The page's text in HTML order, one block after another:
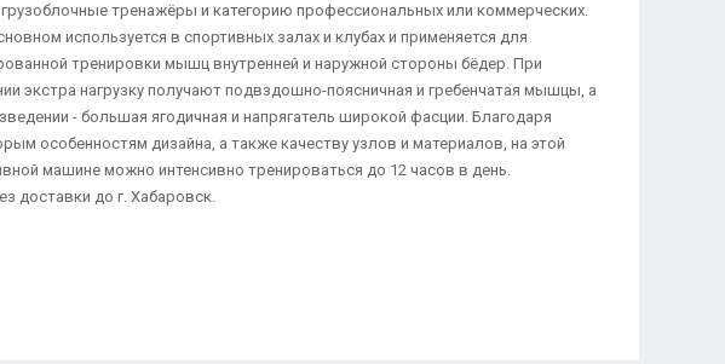
грузоблочные тренажёры и категорию профессиональных или коммерческих.
используется в спортивных залах и клубах и применяется для
тренировки мышц внутренней и наружной стороны бёдер. При
экстра нагрузку получают подвздошно-поясничная и гребенчатая мышцы, а
- большая ягодичная и напрягатель широкой фасции. Благодаря
особенностям дизайна, а также качеству узлов и материалов, на этой
машине можно интенсивно тренироваться до 12 часов в день.
доставки до г. Хабаровск.